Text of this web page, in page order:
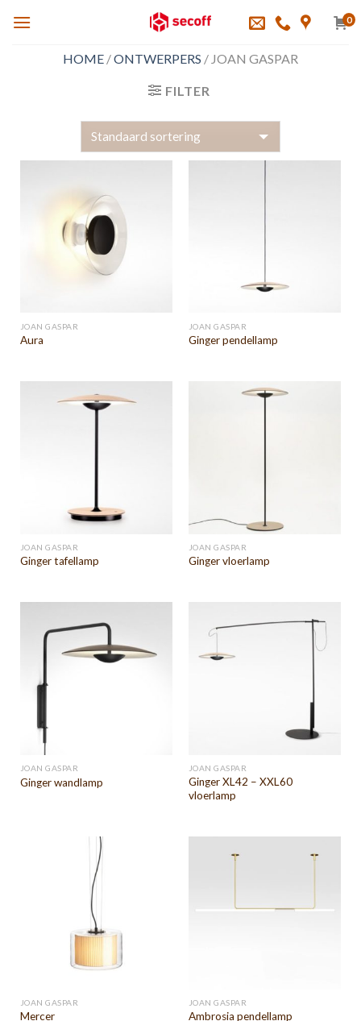
0
HOME /ONTWERPERS / JOAN GASPAR
FILTER
JOAN GASPAR
Aura
JOAN GASPAR
Ginger pendellamp
JOAN GASPAR
Ginger tafellamp
JOAN GASPAR
Ginger vloerlamp
JOAN GASPAR
Ginger wandlamp
JOAN GASPAR
Ginger XL42 – XXL60
vloerlamp
JOAN GASPAR
Mercer
JOAN GASPAR
Ambrosia pendellamp